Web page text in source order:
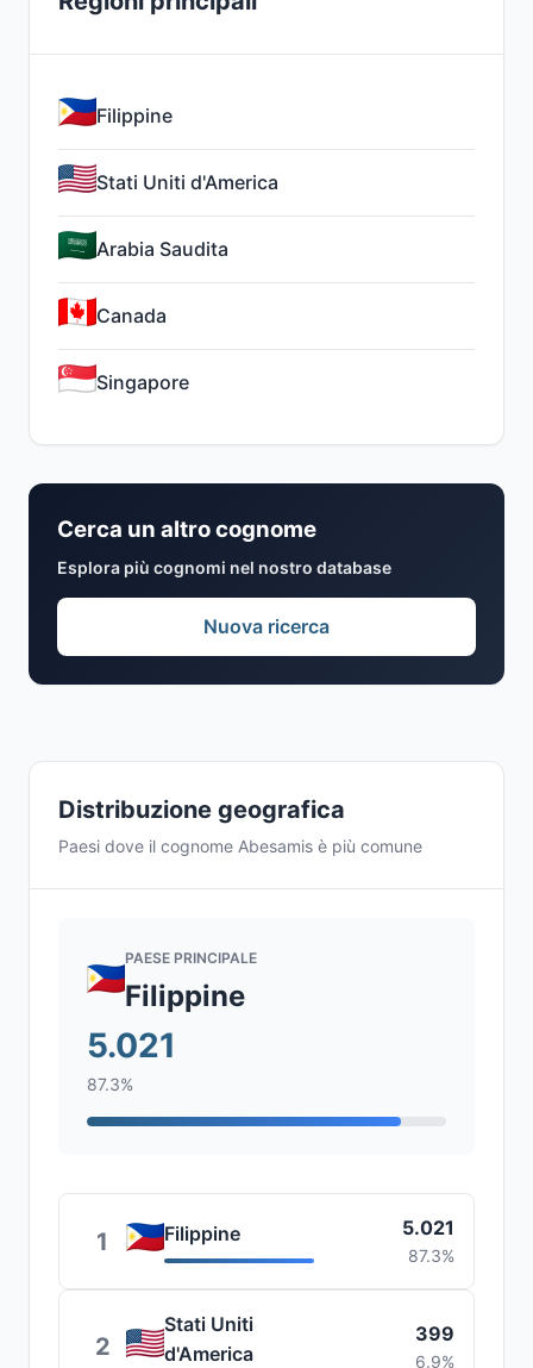
Distribuzione geografica
Paesi dove il cognome Abesamis è più comune
PAESE PRINCIPALE
Filippine
5.021
87.3%
1 Filippine 5.021
87.3%
2
Stati Uniti
d'America
399
6.9%
Filippine
Stati Uniti d'America
Arabia Saudita
Canada
Singapore
Cerca un altro cognome
Esplora più cognomi nel nostro database
Nuova ricerca